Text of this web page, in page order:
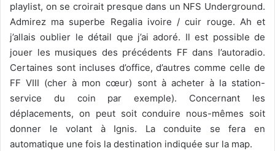
playlist, on se croirait presque dans un NFS Underground.
Admirez ma superbe Regalia ivoire / cuir rouge. Ah et
j’allais oublier le détail que j’ai adoré. Il est possible de
jouer les musiques des précédents FF dans l’autoradio.
Certaines sont incluses d’office, d’autres comme celle de
FF VIII (cher à mon cœur) sont à acheter à la station-
service du coin par exemple). Concernant les
déplacements, on peut soit conduire nous-mêmes soit
donner le volant à Ignis. La conduite se fera en
automatique une fois la destination indiquée sur la map.